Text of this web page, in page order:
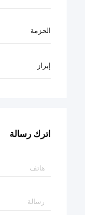
الحزمة
إبراز
اترك رسالة